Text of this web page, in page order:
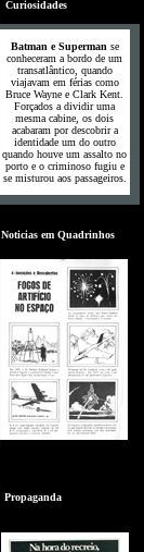
Curiosidades
Batman e Superman se
conheceram a bordo de um
transatlântico, quando
viajavam em férias como
Bruce Wayne e Clark Kent.
Forçados a dividir uma
mesma cabine, os dois
acabaram por descobrir a
identidade um do outro
quando houve um assalto no
porto e o criminoso fugiu e
se misturou aos passageiros.
Noticias em Quadrinhos
Propaganda